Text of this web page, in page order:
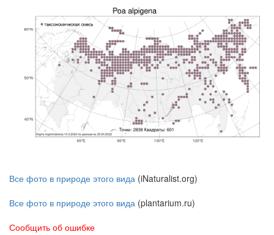
Все фото в природе этого вида (iNaturalist.org)
Все фото в природе этого вида (plantarium.ru)
Сообщить об ошибке